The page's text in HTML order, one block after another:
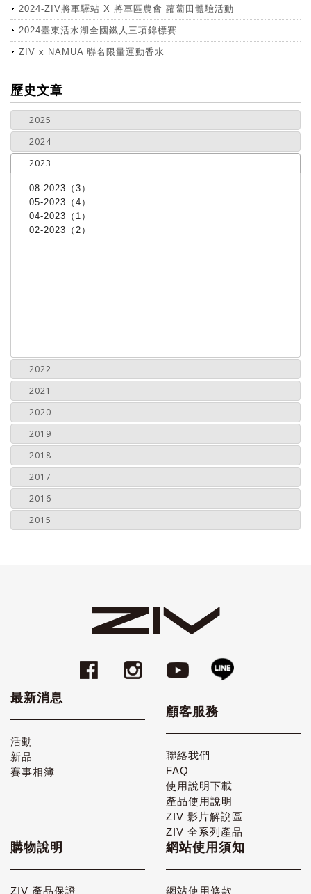
2024-ZIV將軍驛站 X 將軍區農會 蘿蔔田體驗活動
2024臺東活水湖全國鐵人三項錦標賽
ZIV x NAMUA 聯名限量運動香水
more
歷史文章
2025
2024
2023
08-2023（3）
05-2023（4）
04-2023（1）
02-2023（2）
2022
2021
2020
2019
2018
2017
2016
2015
最新消息
活動
新品
賽事相簿
顧客服務
聯絡我們
FAQ
使用說明下載
產品使用說明
ZIV 影片解說區
ZIV 全系列產品
購物說明
ZIV 產品保證
網站使用須知
網站使用條款